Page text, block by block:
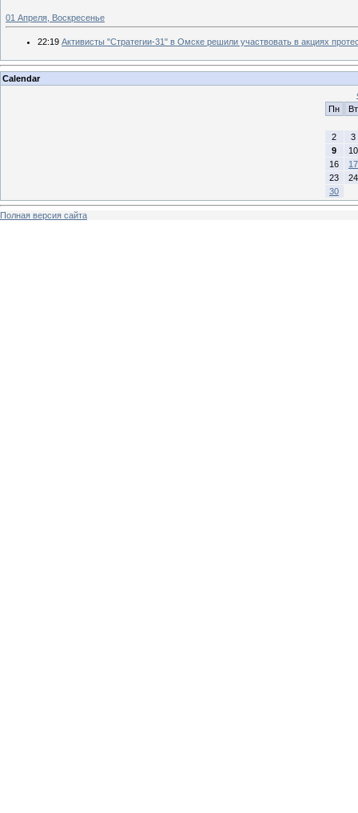
01 Апреля, Воскресенье
22:19 Активисты "Стратегии-31" в Омске решили участвовать в акциях
Calendar
Пн
Вт
2
3
9
10
16
17
23
24
30
Полная версия сайта